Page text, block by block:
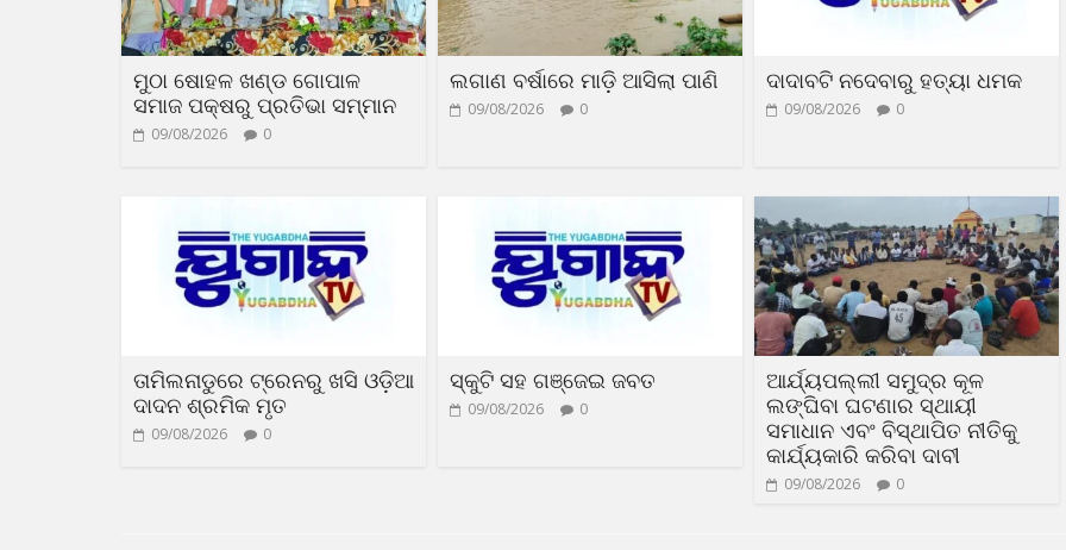
ମୁଠା ଷୋହଳ ଖଣ୍ଡ ଗୋପାଳ
ସମାଜ ପକ୍ଷରୁ ପ୍ରତିଭା ସମ୍ମାନ
09/08/2026 0
ଲଗାଣ ବର୍ଷାରେ ମାଡ଼ି ଆସିଲା ପାଣି
09/08/2026 0
ଦାଦାବଟି ନଦେବାରୁ ହତ୍ୟା ଧମକ
09/08/2026 0
ତାମିଲନାଡୁରେ ଟ୍ରେନରୁ ଖସି ଓଡ଼ିଆ
ଦାଦନ ଶ୍ରମିକ ମୃତ
09/08/2026 0
ସ୍କୁଟି ସହ ଗଞ୍ଜେଇ ଜବତ
09/08/2026 0
ଆର୍ଯ୍ୟପଲ୍ଲୀ ସମୁଦ୍ର କୂଳ
ଲଙ୍ଘିବା ଘଟଣାର ସ୍ଥାୟୀ
ସମାଧାନ ଏବଂ ବିସ୍ଥାପିତ ନୀତିକୁ
କାର୍ଯ୍ୟକାରି କରିବା ଦାବୀ
09/08/2026 0